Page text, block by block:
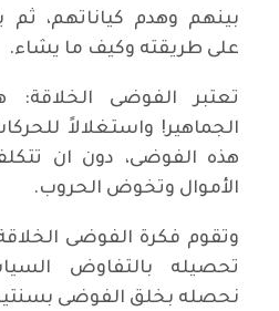
بينهم وهدم كياناتهم، ثم
على طريقته وكيف ما يشاء.
تعتبر الفوضى
الجماهير! واستغلالاً
هذه الفوضى، دون ان
الأموال وتخوض الحروب.
وتقوم فكرة الفوضى
تحصيله بالتفاوض
نحصله بخلق الفوضى